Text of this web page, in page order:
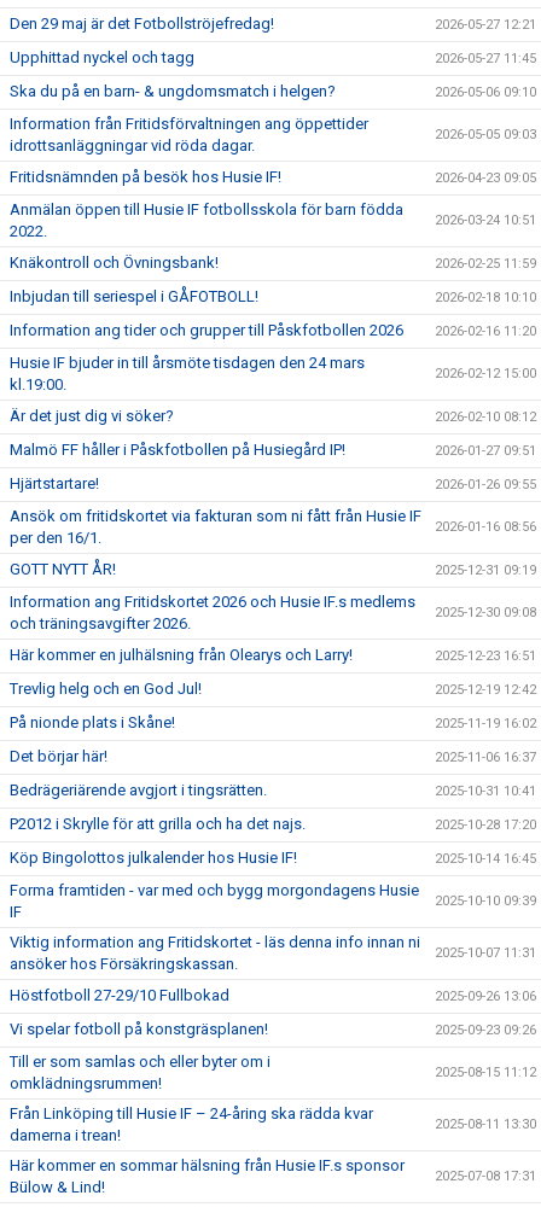
Den 29 maj är det Fotbollströjefredag! 2026-05-27 12:21
Upphittad nyckel och tagg 2026-05-27 11:45
Ska du på en barn- & ungdomsmatch i helgen? 2026-05-06 09:10
Information från Fritidsförvaltningen ang öppettider
idrottsanläggningar vid röda dagar.
2026-05-05 09:03
Fritidsnämnden på besök hos Husie IF! 2026-04-23 09:05
Anmälan öppen till Husie IF fotbollsskola för barn födda
2022.
2026-03-24 10:51
Knäkontroll och Övningsbank! 2026-02-25 11:59
Inbjudan till seriespel i GÅFOTBOLL! 2026-02-18 10:10
Information ang tider och grupper till Påskfotbollen 2026 2026-02-16 11:20
Husie IF bjuder in till årsmöte tisdagen den 24 mars
kl.19:00.
2026-02-12 15:00
Är det just dig vi söker? 2026-02-10 08:12
Malmö FF håller i Påskfotbollen på Husiegård IP! 2026-01-27 09:51
Hjärtstartare! 2026-01-26 09:55
Ansök om fritidskortet via fakturan som ni fått från Husie IF
per den 16/1.
2026-01-16 08:56
GOTT NYTT ÅR! 2025-12-31 09:19
Information ang Fritidskortet 2026 och Husie IF.s medlems
och träningsavgifter 2026.
2025-12-30 09:08
Här kommer en julhälsning från Olearys och Larry! 2025-12-23 16:51
Trevlig helg och en God Jul! 2025-12-19 12:42
På nionde plats i Skåne! 2025-11-19 16:02
Det börjar här! 2025-11-06 16:37
Bedrägeriärende avgjort i tingsrätten. 2025-10-31 10:41
P2012 i Skrylle för att grilla och ha det najs. 2025-10-28 17:20
Köp Bingolottos julkalender hos Husie IF! 2025-10-14 16:45
Forma framtiden - var med och bygg morgondagens Husie
IF
2025-10-10 09:39
Viktig information ang Fritidskortet - läs denna info innan ni
ansöker hos Försäkringskassan.
2025-10-07 11:31
Höstfotboll 27-29/10 Fullbokad 2025-09-26 13:06
Vi spelar fotboll på konstgräsplanen! 2025-09-23 09:26
Till er som samlas och eller byter om i
omklädningsrummen!
2025-08-15 11:12
Från Linköping till Husie IF – 24-åring ska rädda kvar
damerna i trean!
2025-08-11 13:30
Här kommer en sommar hälsning från Husie IF.s sponsor
Bülow & Lind!
2025-07-08 17:31